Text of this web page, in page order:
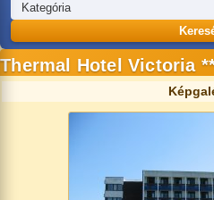
Thermal Hotel Victoria